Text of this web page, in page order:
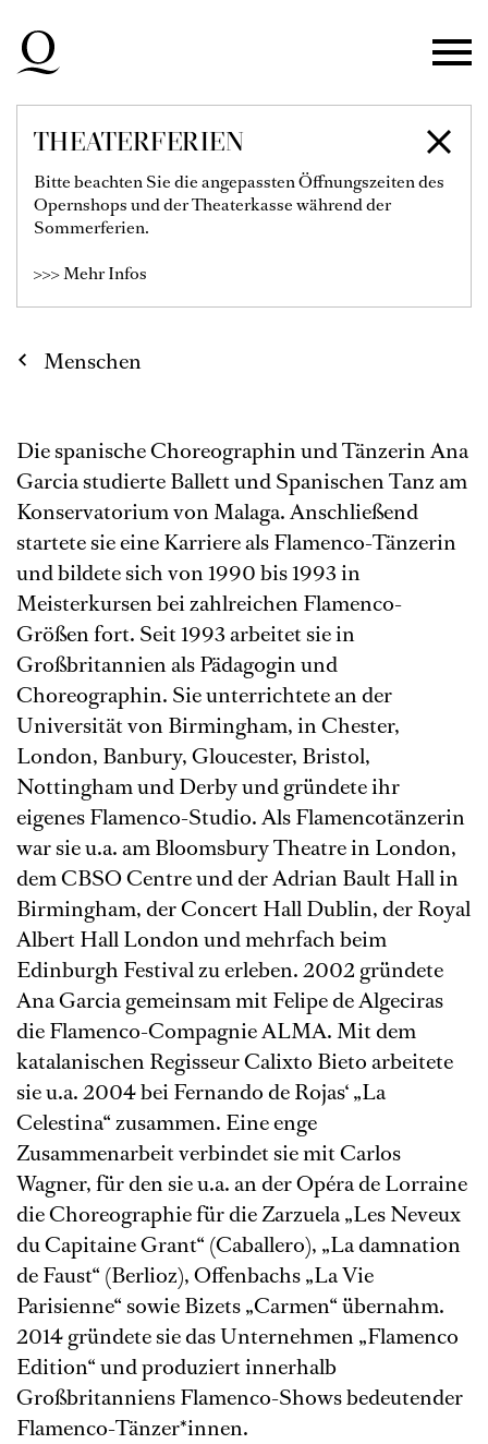
Zur Hauptnavigation springen
Zum Hauptinhalt springen
Zum Footer springen
THEATERFERIEN
Bitte beachten Sie die angepassten Öffnungszeiten des
Opernshops und der Theaterkasse während der
Sommerferien.
>>> Mehr Infos
ANA GARCIA
Choreographin Oper
Menschen
Die spanische Choreographin und Tänzerin Ana
Garcia studierte Ballett und Spanischen Tanz am
Konservatorium von Malaga. Anschließend
startete sie eine Karriere als Flamenco-Tänzerin
und bildete sich von 1990 bis 1993 in
Meisterkursen bei zahlreichen Flamenco-
Größen fort. Seit 1993 arbeitet sie in
Großbritannien als Pädagogin und
Choreographin. Sie unterrichtete an der
Universität von Birmingham, in Chester,
London, Banbury, Gloucester, Bristol,
Nottingham und Derby und gründete ihr
eigenes Flamenco-Studio. Als Flamencotänzerin
war sie u.a. am Bloomsbury Theatre in London,
dem CBSO Centre und der Adrian Bault Hall in
Birmingham, der Concert Hall Dublin, der Royal
Albert Hall London und mehrfach beim
Edinburgh Festival zu erleben. 2002 gründete
Ana Garcia gemeinsam mit Felipe de Algeciras
die Flamenco-Compagnie ALMA. Mit dem
katalanischen Regisseur Calixto Bieto arbeitete
sie u.a. 2004 bei Fernando de Rojas‘ „La
Celestina“ zusammen. Eine enge
Zusammenarbeit verbindet sie mit Carlos
Wagner, für den sie u.a. an der Opéra de Lorraine
die Choreographie für die Zarzuela „Les Neveux
du Capitaine Grant“ (Caballero), „La damnation
de Faust“ (Berlioz), Offenbachs „La Vie
Parisienne“ sowie Bizets „Carmen“ übernahm.
2014 gründete sie das Unternehmen „Flamenco
Edition“ und produziert innerhalb
Großbritanniens Flamenco-Shows bedeutender
Flamenco-Tänzer*innen.